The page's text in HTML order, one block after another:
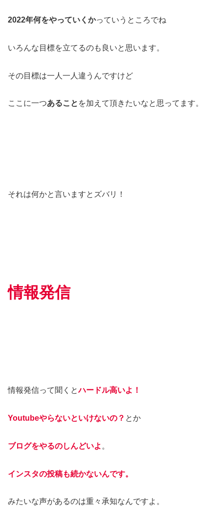
2022年何をやっていくかっていうところでね
いろんな目標を立てるのも良いと思います。
その目標は一人一人違うんですけど
ここに一つあること を加えて頂きたいなと思ってます。
それは何かと言いますとズバリ！
情報発信
情報発信って聞くとハードル高いよ！
Youtubeやらないといけないの？ とか
ブログをやるのしんどいよ 。
インスタの投稿も続かないんです。
みたいな声があるのは重々承知なんですよ。